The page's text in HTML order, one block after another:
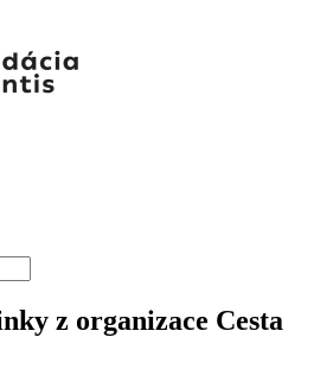
z organizace Cesta